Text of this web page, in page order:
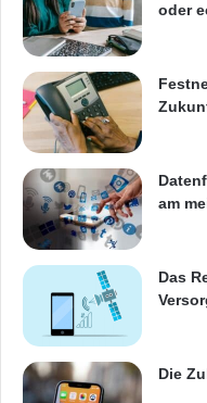
oder
am
Das
Die